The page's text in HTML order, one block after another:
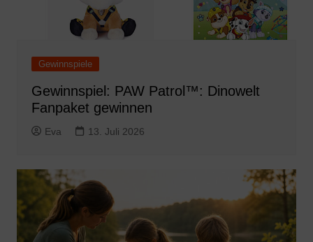
Gewinnspiele
Gewinnspiel: PAW Patrol™: Dinowelt
Fanpaket gewinnen
Eva 13. Juli 2026